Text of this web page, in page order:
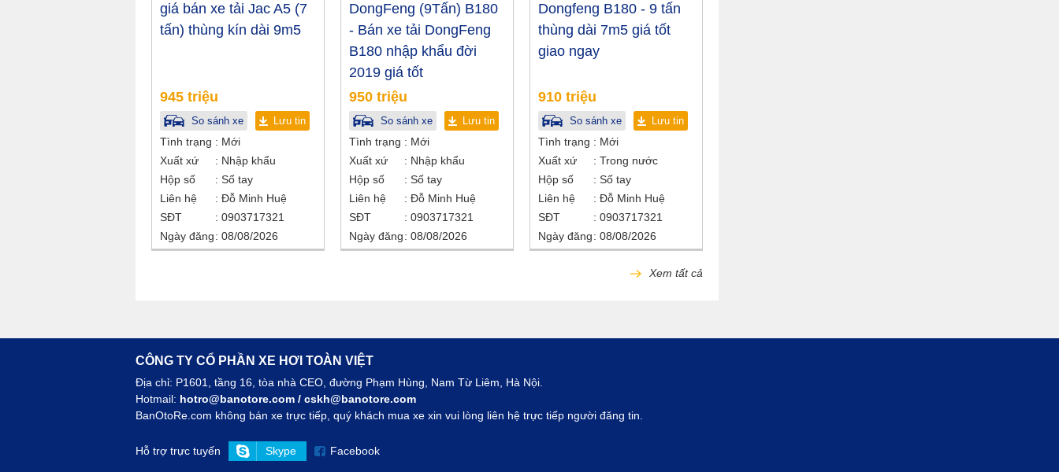
giá bán xe tải Jac A5 (7
tấn) thùng kín dài 9m5
945 triệu
So sánh xe Lưu tin
Tình trạng
Mới
Xuất xứ
Nhập khẩu
Hộp số
Số tay
Liên hệ
Đỗ Minh Huệ
SĐT
0903717321
Ngày đăng
08/08/2026
DongFeng (9Tấn) B180
- Bán xe tải DongFeng
B180 nhập khẩu đời
2019 giá tốt
950 triệu
So sánh xe Lưu tin
Tình trạng
Mới
Xuất xứ
Nhập khẩu
Hộp số
Số tay
Liên hệ
Đỗ Minh Huệ
SĐT
0903717321
Ngày đăng
08/08/2026
Dongfeng B180 - 9 tấn
thùng dài 7m5 giá tốt
giao ngay
910 triệu
So sánh xe Lưu tin
Tình trạng
Mới
Xuất xứ
Trong nước
Hộp số
Số tay
Liên hệ
Đỗ Minh Huệ
SĐT
0903717321
Ngày đăng
08/08/2026
Xem tất cả
CÔNG TY CỔ PHẦN XE HƠI TOÀN VIỆT
Địa chỉ: P1601, tầng 16, tòa nhà CEO, đường Phạm Hùng, Nam Từ Liêm, Hà Nội.
Hotmail: hotro@banotore.com / cskh@banotore.com
BanOtoRe.com không bán xe trực tiếp, quý khách mua xe xin vui lòng liên hệ trực tiếp người đăng tin.
Hỗ trợ trực tuyến Skype Facebook